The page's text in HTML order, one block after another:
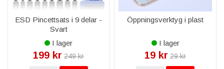
ESD Pincettsats i 9 delar -
Svart
I lager
199 kr 249 kr
Öppningsverktyg i plast
I lager
19 kr 29 kr